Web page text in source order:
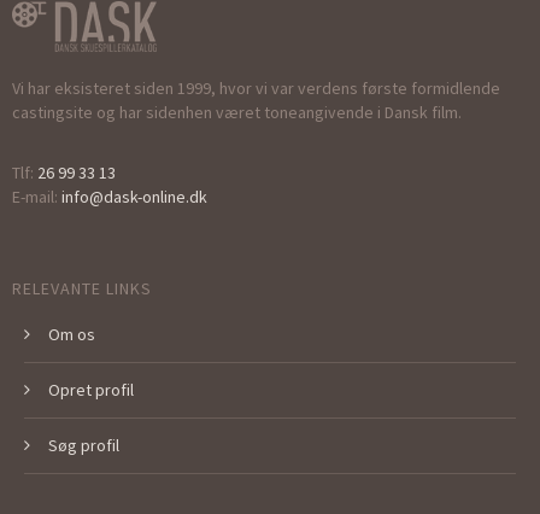
Vi har eksisteret siden 1999, hvor vi var verdens første formidlende
castingsite og har sidenhen været toneangivende i Dansk film.
Tlf: 26 99 33 13
E-mail: info@dask-online.dk
RELEVANTE LINKS
Om os
Opret profil
Søg profil